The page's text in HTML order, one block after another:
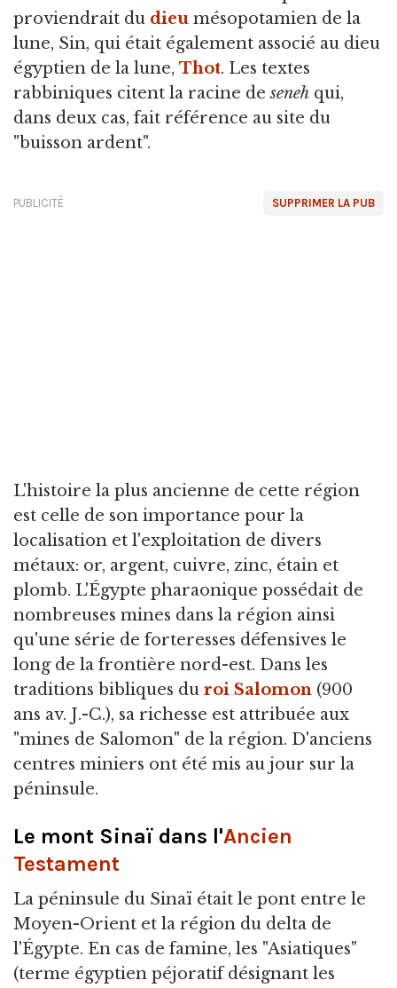
proviendrait du dieu mésopotamien de la
lune, Sin, qui était également associé au dieu
égyptien de la lune, Thot. Les textes
rabbiniques citent la racine deseneh qui,
dans deux cas, fait référence au site du
"buisson ardent".
SUPPRIMER LA PUB
PUBLICITÉ
L'histoire la plus ancienne de cette région
est celle de son importance pour la
localisation et l'exploitation de divers
métaux: or, argent, cuivre, zinc, étain et
plomb. L'Égypte pharaonique possédait de
nombreuses mines dans la région ainsi
qu'une série de forteresses défensives le
long de la frontière nord-est. Dans les
traditions bibliques du roi Salomon (900
ans av. J.-C.), sa richesse est attribuée aux
"mines de Salomon" de la région. D'anciens
centres miniers ont été mis au jour sur la
péninsule.
Le mont Sinaï dans l'Ancien
Testament
La péninsule du Sinaï était le pont entre le
Moyen-Orient et la région du delta de
l'Égypte. En cas de famine, les "Asiatiques"
(terme égyptien péjoratif désignant les